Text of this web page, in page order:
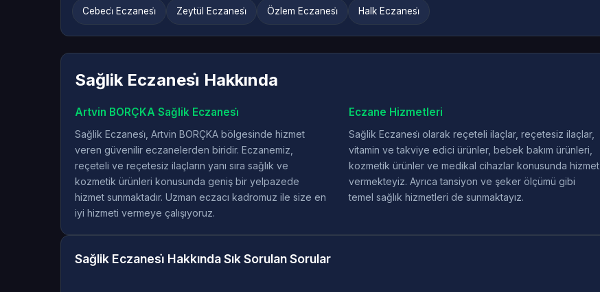
Cebeci̇ Eczanesi̇ Zeytül Eczanesi̇ Özlem Eczanesi̇ Halk Eczanesi̇
Sağlik Eczanesi̇ Hakkında
Artvin BORÇKA Sağlik Eczanesi̇
Sağlik Eczanesi̇, Artvin BORÇKA bölgesinde hizmet
veren güvenilir eczanelerden biridir. Eczanemiz,
reçeteli ve reçetesiz ilaçların yanı sıra sağlık ve
kozmetik ürünleri konusunda geniş bir yelpazede
hizmet sunmaktadır. Uzman eczacı kadromuz ile size en
iyi hizmeti vermeye çalışıyoruz.
Eczane Hizmetleri
Sağlik Eczanesi̇ olarak reçeteli ilaçlar, reçetesiz ilaçlar,
vitamin ve takviye edici ürünler, bebek bakım ürünleri,
kozmetik ürünler ve medikal cihazlar konusunda hizmet
vermekteyiz. Ayrıca tansiyon ve şeker ölçümü gibi
temel sağlık hizmetleri de sunmaktayız.
Sağlik Eczanesi̇ Hakkında Sık Sorulan Sorular